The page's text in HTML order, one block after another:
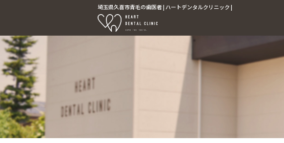
埼玉県久喜市青毛の歯医者 | ハートデンタルクリニック |